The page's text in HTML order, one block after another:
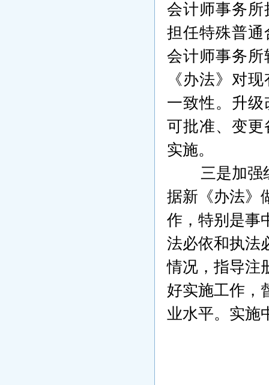
会计师事务
担任特殊普
会计师事务
《办法》对
一致性。升
可批准、变
实施。
三是加强组
据新《办法》
作，特别是事
法必依和执法
情况，指导注
好实施工作，
业水平。实施